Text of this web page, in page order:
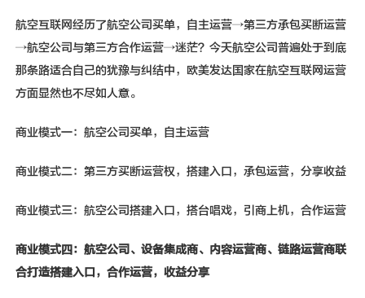
航空互联网经历了航空公司买单，自主运营→第三方承包买断运营
→航空公司与第三方合作运营→迷茫？今天航空公司普遍处于到底
那条路适合自己的犹豫与纠结中，欧美发达国家在航空互联网运营
方面显然也不尽如人意。
商业模式一：航空公司买单，自主运营
商业模式二：第三方买断运营权，搭建入口，承包运营，分享收益
商业模式三：航空公司搭建入口，搭台唱戏，引商上机，合作运营
商业模式四：航空公司、设备集成商、内容运营商、链路运营商联
合打造搭建入口，合作运营，收益分享